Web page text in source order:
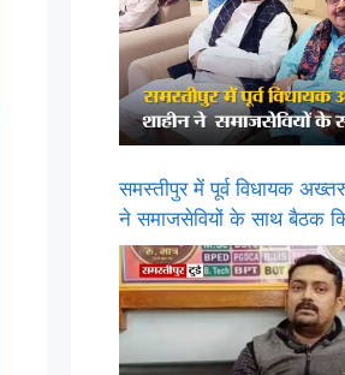
समस्तीपुर में पूर्व विधायक
ने समाजसेवियों के साथ बैठक